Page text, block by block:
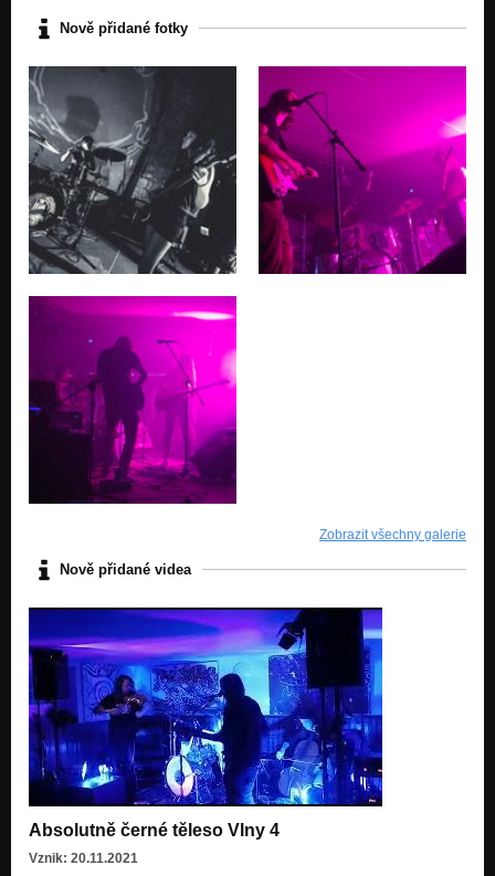
Nově přidané fotky
Zobrazit všechny galerie
Nově přidané videa
Absolutně černé těleso Vlny 4
Vznik: 20.11.2021